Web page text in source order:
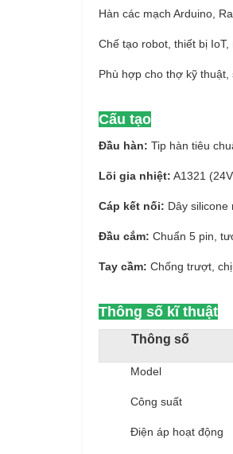
Hàn các mạch Arduino,
Chế tạo robot, thiết bị IoT,
Phù hợp cho thợ kỹ
Cấu tạo
Đầu hàn: Tip hàn tiêu
Lõi gia nhiệt: A1321
Cáp kết nối: Dây silicone
Đầu cắm: Chuẩn 5 pin,
Tay cầm: Chống trượt,
Thông số kĩ thuật
Thông số
Model
Công suất
Điện áp hoạt động